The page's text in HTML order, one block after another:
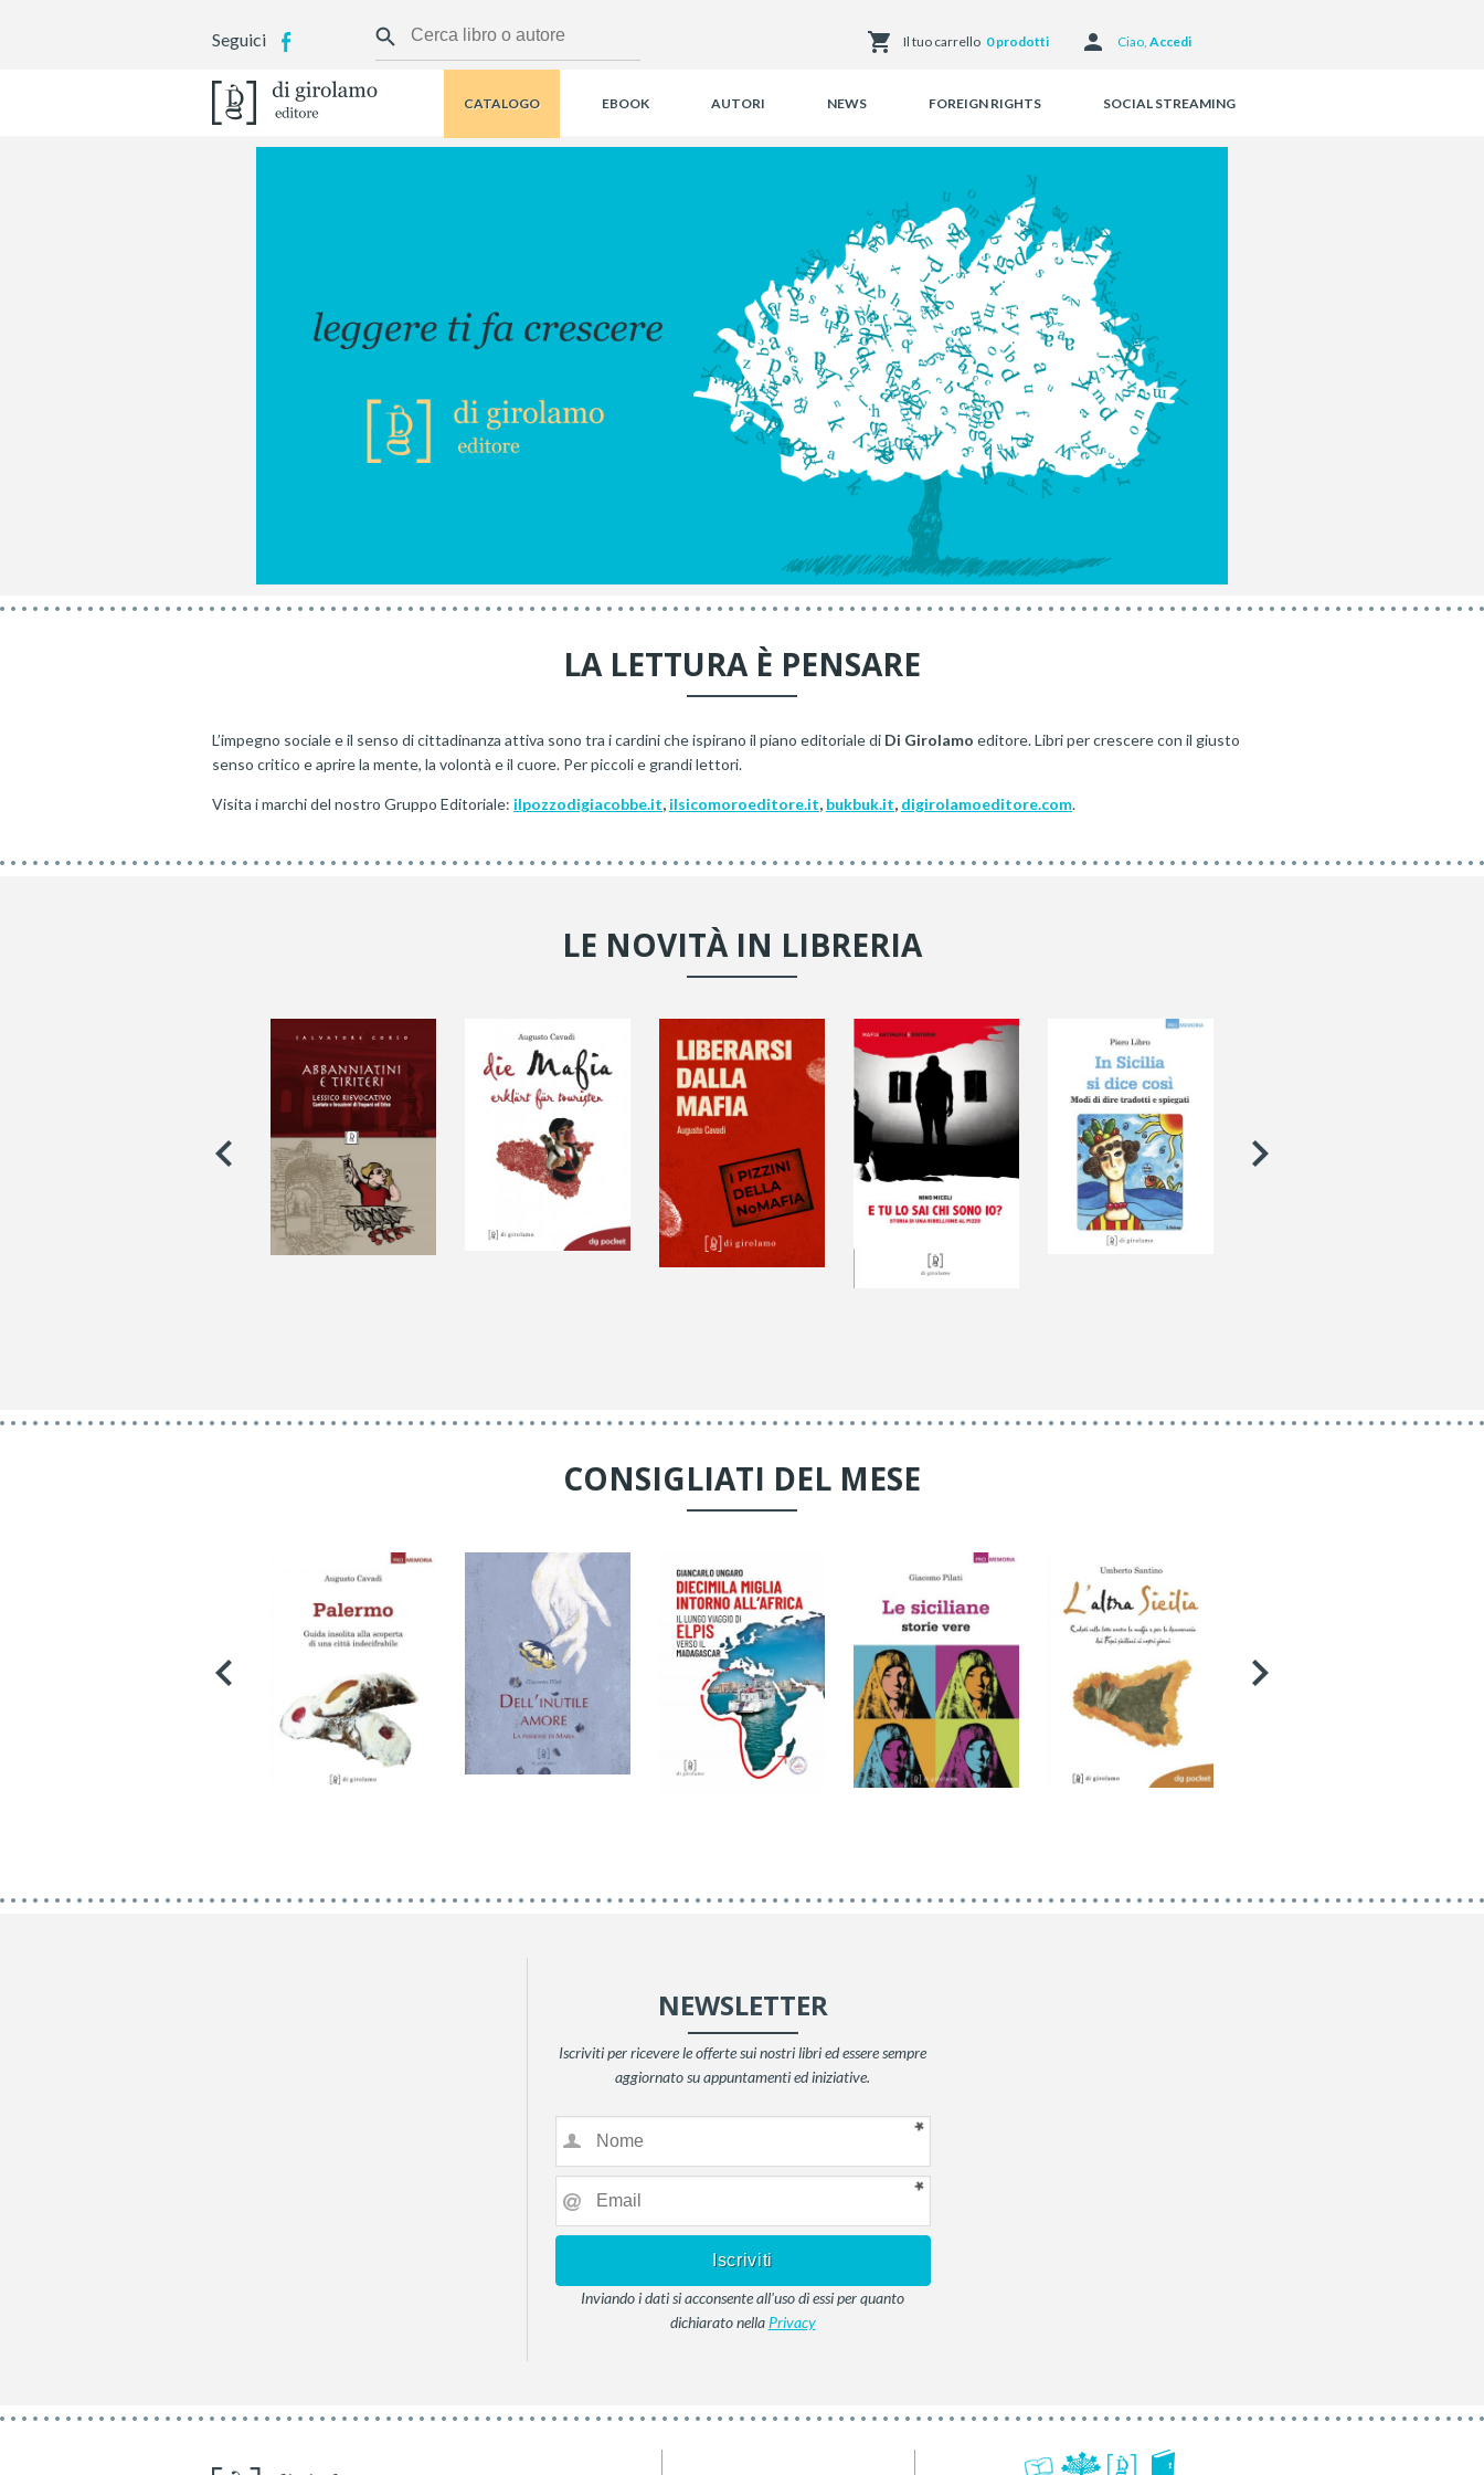
Seguici Il tuo carrello 0 prodotti Ciao, Accedi
CATALOGO EBOOK AUTORI NEWS FOREIGN RIGHTS SOCIAL STREAMING
LA LETTURA È PENSARE
L’impegno sociale e il senso di cittadinanza attiva sono tra i cardini che ispirano il piano editoriale di Di Girolamo editore. Libri per crescere con il giusto
senso critico e aprire la mente, la volontà e il cuore. Per piccoli e grandi lettori.
Visita i marchi del nostro Gruppo Editoriale: ilpozzodigiacobbe.it, ilsicomoroeditore.it, bukbuk.it, digirolamoeditore.com.
LE NOVITÀ IN LIBRERIA
CONSIGLIATI DEL MESE
NEWSLETTER
Iscriviti per ricevere le offerte sui nostri libri ed essere sempre
aggiornato su appuntamenti ed iniziative.
Inviando i dati si acconsente all'uso di essi per quanto
dichiarato nellaPrivacy